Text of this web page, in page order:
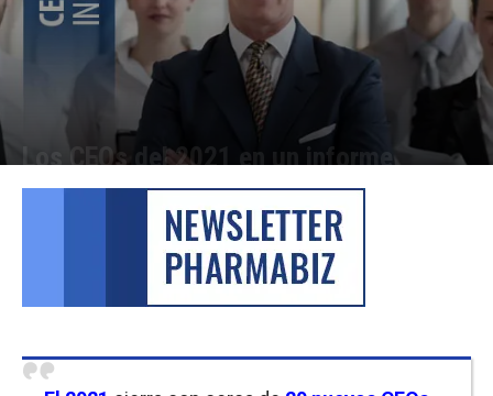
Los CEOs del 2021 en un informe
Por Micaela Bitch - 30/12/2021 18:00